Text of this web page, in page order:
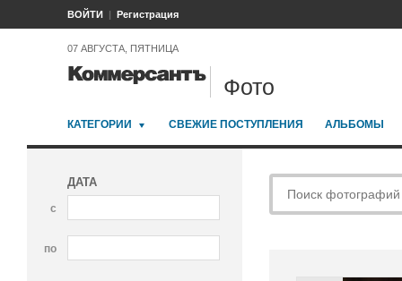
ВОЙТИ Регистрация
07 АВГУСТА, ПЯТНИЦА
Фото
КАТЕГОРИИ СВЕЖИЕ ПОСТУПЛЕНИЯ АЛЬБОМЫ
ДАТА
с
по